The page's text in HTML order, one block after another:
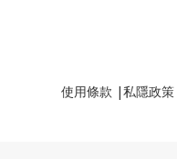
使用條款 |私隱政策